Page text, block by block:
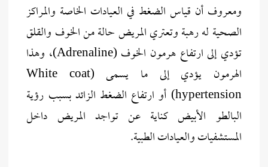
ومعروف أن قياس الضغط في العيادات الخاصة والمراكز
الصحية له رهبة وتعتري المريض حالة من الخوف والقلق
تؤدي إلى ارتفاع هرمون الخوف (Adrenaline)، وهذا
الهرمون يؤدي إلى ما يسمى (White coat
hypertension) أو ارتفاع الضغط الزائد بسبب رؤية
البالطو الأبيض كناية عن تواجد المريض داخل
المستشفيات والعيادات الطبية.